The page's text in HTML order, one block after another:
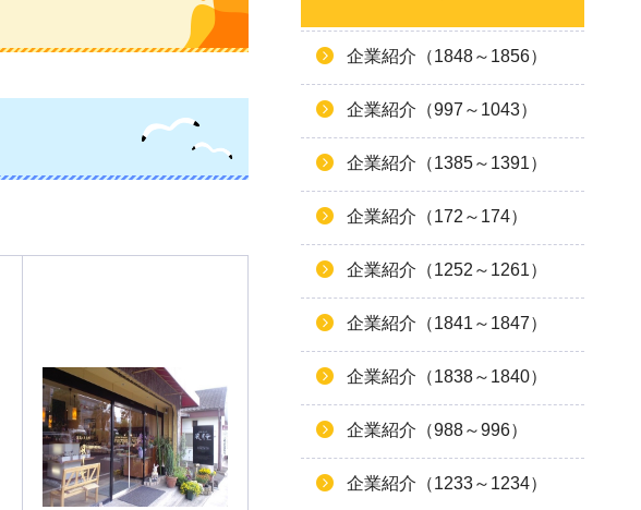
企業紹介（1848～1856）
企業紹介（997～1043）
企業紹介（1385～1391）
企業紹介（172～174）
企業紹介（1252～1261）
企業紹介（1841～1847）
企業紹介（1838～1840）
企業紹介（988～996）
企業紹介（1233～1234）